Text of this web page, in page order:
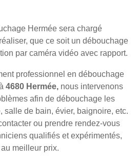
Hermée sera chargé
que ce soit un débouchage
par caméra vidéo avec rapport.
professionnel en débouchage
4680 Hermée, nous intervenons
afin de débouchage les
salle de bain, évier, baignoire, etc.
ou prendre rendez-vous
qualifiés et expérimentés,
meilleur prix.